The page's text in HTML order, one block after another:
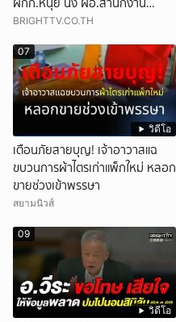
ป.ย.ป.
BRIGHTTV.CO.TH
วิดีโอ
07
เตือนภัยสายบุญ! เจ้าอาวาสแฉ
ขบวนการผ้าไตรเก่าแพ็กใหม่ หลอก
ขายช่วงเข้าพรรษา
สยามนิวส์
วิดีโอ
09